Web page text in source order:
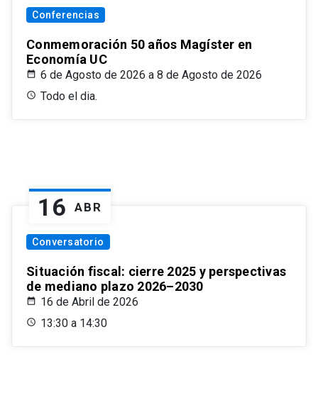
Conferencias
Conmemoración 50 años Magíster en
Economía UC
6 de Agosto de 2026 a 8 de Agosto de 2026
Todo el dia.
16 ABR
Conversatorio
Situación fiscal: cierre 2025 y perspectivas
de mediano plazo 2026–2030
16 de Abril de 2026
13:30 a 14:30